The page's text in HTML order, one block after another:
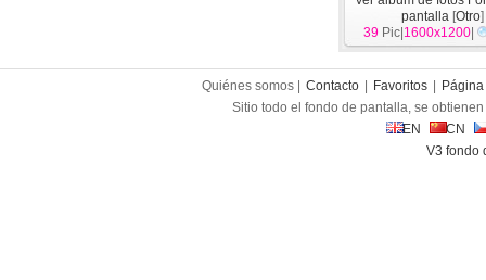
pantalla [Otro]
39 Pic| 1600x1200
Quiénes somos | Contacto Favoritos
Sitio todo el fondo de pantalla, se
EN
CN
V3 fondo